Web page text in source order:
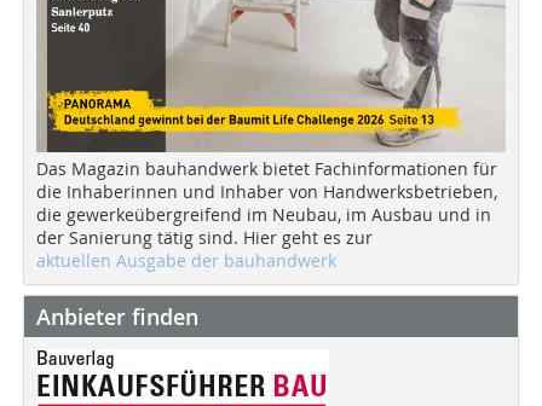
Das Magazin bauhandwerk bietet Fachinformationen für
die Inhaberinnen und Inhaber von Handwerksbetrieben,
die gewerkeübergreifend im Neubau, im Ausbau und in
der Sanierung tätig sind. Hier geht es zur
aktuellen Ausgabe der bauhandwerk
Anbieter finden